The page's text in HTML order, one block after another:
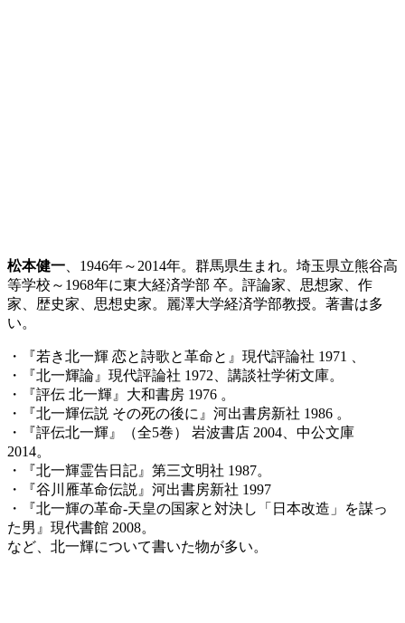
松本健一 、1946年～2014年。群馬県生まれ。埼玉県立熊谷高
等学校～1968年に東大経済学部 卒。評論家、思想家、作
家、歴史家、思想史家。麗澤大学経済学部教授。著書は多
い。
・『若き北一輝 恋と詩歌と革命と』現代評論社 1971 、
・『北一輝論』現代評論社 1972、講談社学術文庫。
・『評伝 北一輝』大和書房 1976 。
・『北一輝伝説 その死の後に』河出書房新社 1986 。
・『評伝北一輝』（全5巻） 岩波書店 2004、中公文庫
2014。
・『北一輝霊告日記』第三文明社 1987。
・『谷川雁革命伝説』河出書房新社 1997
・『北一輝の革命-天皇の国家と対決し「日本改造」を謀っ
た男』現代書館 2008。
など、北一輝について書いた物が多い。